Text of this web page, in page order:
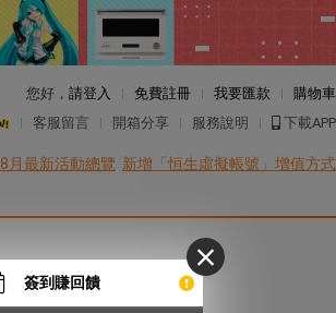
簽到賺回饋
您好， 請登入 免費註冊 我要匯款
購物車
客服留言 開箱分享 服務說明 下載APP
8月最新活動總覽 新增「恒生虛擬帳號」增值方式